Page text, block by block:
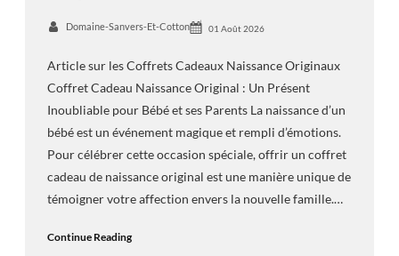
Domaine-Sanvers-Et-Cotton 01 Août 2026
Article sur les Coffrets Cadeaux Naissance Originaux
Coffret Cadeau Naissance Original : Un Présent
Inoubliable pour Bébé et ses Parents La naissance d’un
bébé est un événement magique et rempli d’émotions.
Pour célébrer cette occasion spéciale, offrir un coffret
cadeau de naissance original est une manière unique de
témoigner votre affection envers la nouvelle famille.…
Continue Reading